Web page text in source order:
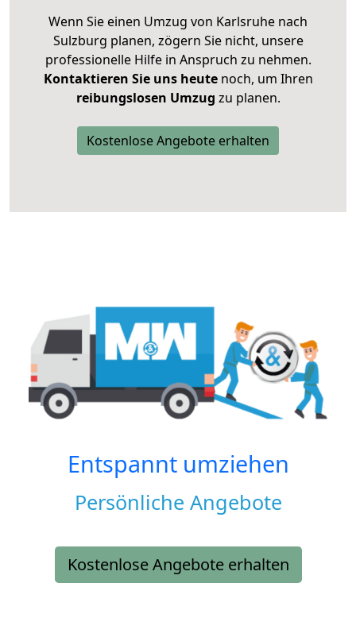
Wenn Sie einen Umzug von Karlsruhe nach
Sulzburg planen, zögern Sie nicht, unsere
professionelle Hilfe in Anspruch zu nehmen.
Kontaktieren Sie uns heutenoch, um Ihren
reibungslosen Umzug zu planen.
Kostenlose Angebote erhalten
Entspannt umziehen
Persönliche Angebote
Kostenlose Angebote erhalten